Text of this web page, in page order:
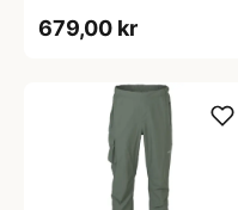
679,00 kr